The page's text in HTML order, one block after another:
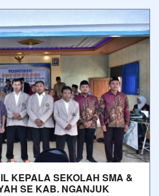
KEPALA SEKOLAH SMA &
SE KAB. NGANJUK